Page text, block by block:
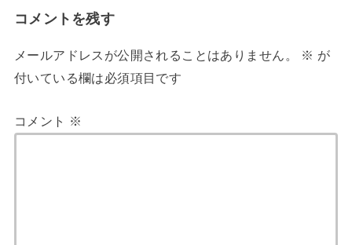
コメントを残す
メールアドレスが公開されることはありません。 ※ が
付いている欄は必須項目です
コメント ※